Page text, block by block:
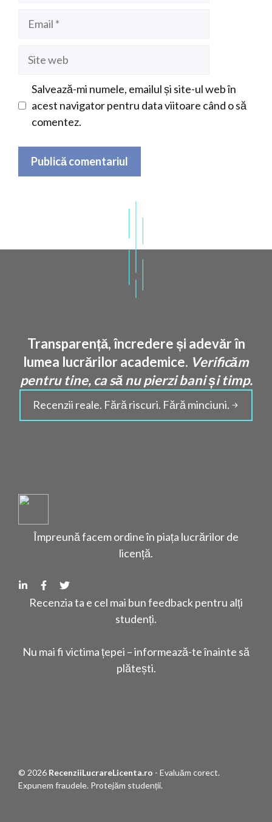
Salvează-mi numele, emailul și site-ul web în
acest navigator pentru data viitoare când o să
comentez.
Transparență, încredere și adevăr în
lumea lucrărilor academice. Verificăm
pentru tine, ca să nu pierzi bani și timp.
Recenzii reale. Fără riscuri. Fără minciuni.
Împreună facem ordine în piața lucrărilor de
licență.
Recenzia ta e cel mai bun feedback pentru alți
studenți.
Nu mai fi victima țepei – informează-te înainte să
plătești.
© 2026 RecenziiLucrareLicenta.ro - Evaluăm corect.
Expunem fraudele. Protejăm studenții.